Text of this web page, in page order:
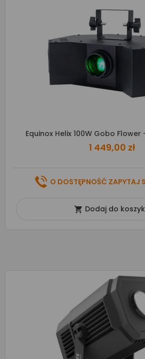
Equinox Helix 100W Gobo
1 449,00 zł
O DOSTĘPNOŚĆ ZAPYTAJ
 Dodaj do